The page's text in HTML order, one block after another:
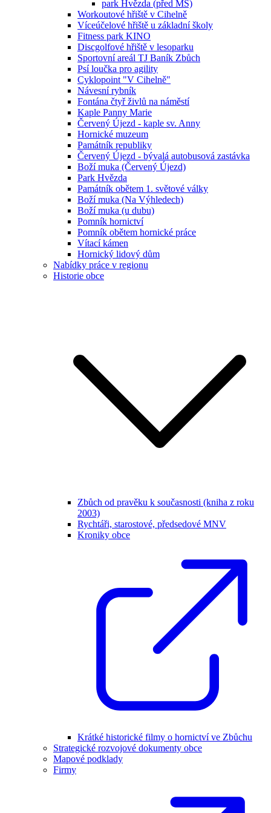
park Hvězda (před MŠ)
Workoutové hřiště v Cihelně
Víceúčelové hřiště u základní školy
Fitness park KINO
Discgolfové hřiště v lesoparku
Sportovní areál TJ Baník Zbůch
Psí loučka pro agility
Cyklopoint "V Cihelně"
Návesní rybník
Fontána čtyř živlů na náměstí
Kaple Panny Marie
Červený Újezd - kaple sv. Anny
Hornické muzeum
Památník republiky
Červený Újezd - bývalá autobusová zastávka
Boží muka (Červený Újezd)
Park Hvězda
Památník obětem 1. světové války
Boží muka (Na Výhledech)
Boží muka (u dubu)
Pomník hornictví
Pomník obětem hornické práce
Vítací kámen
Hornický lidový dům
Nabídky práce v regionu
Historie obce
Zbůch od pravěku k současnosti (kniha z roku
2003)
Rychtáři, starostové, předsedové MNV
Kroniky obce
Krátké historické filmy o hornictví ve Zbůchu
Strategické rozvojové dokumenty obce
Mapové podklady
Firmy